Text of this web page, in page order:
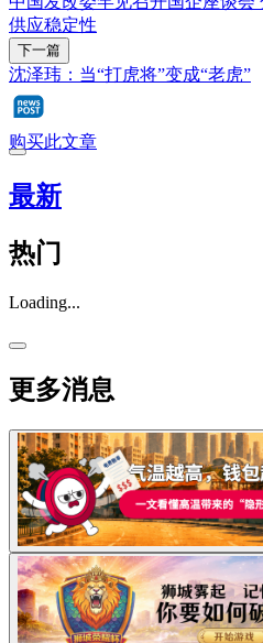
供应稳定性
下一篇
沈泽玮：当“打虎将”变成“老虎”
购买此文章
最新
热门
Loading...
更多消息